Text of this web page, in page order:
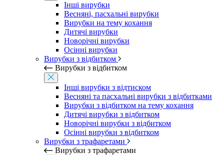
Інші вирубки
Весняні, пасхальні вирубки
Вирубки на тему кохання
Дитячі вирубки
Новорічні вирубки
Осінні вирубки
Вирубки з відбитком
Вирубки з відбитком
Інші вирубки з відтиском
Весняні та пасхальні вирубки з відбитками
Вирубки з відбитком на тему кохання
Дитячі вирубки з відбитком
Новорічні вирубки з відбитком
Осінні вирубки з відбитком
Вирубки з трафаретами
Вирубки з трафаретами